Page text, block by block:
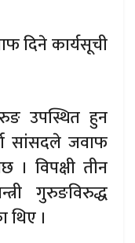
दिने कार्यसूची
उपस्थित हुन
सांसदले जवाफ
। विपक्षी तीन
गुरुङविरुद्ध
थिए ।